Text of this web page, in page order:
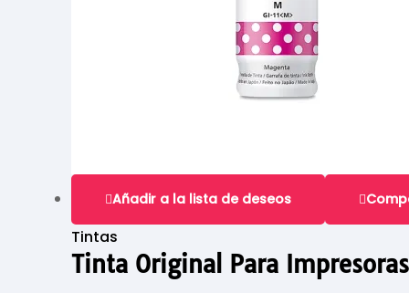
Añadir a la lista de deseos
Tintas
Tinta Original Para